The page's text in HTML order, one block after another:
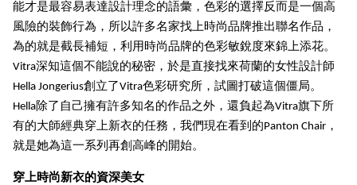
能才是最容易表達設計理念的語彙，色彩的選擇反而是一個高
風險的裝飾行為，所以許多名家找上時尚品牌推出聯名作品，
為的就是截長補短，利用時尚品牌的色彩敏銳度來錦上添花。
Vitra深知這個不能說的秘密，於是直接找來荷蘭的女性設計師
Hella Jongerius創立了Vitra色彩研究所，試圖打破這個僵局。
Hella除了自己擁有許多知名的作品之外，還負起為Vitra旗下所
有的大師經典穿上新衣的任務，我們現在看到的Panton Chair，
就是她為這一系列再創高峰的開始。
穿上時尚新衣的資深美女